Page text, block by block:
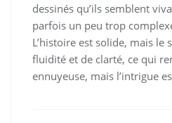
dessinés qu’ils semblent
parfois un peu trop
L’histoire est solide, mais le
fluidité et de clarté, ce qui
ennuyeuse, mais l’intrigue